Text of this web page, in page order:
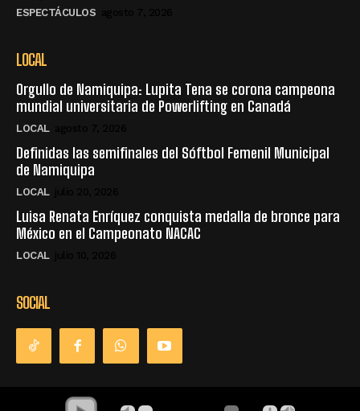
ESPECTÁCULOS
LOCAL
Orgullo de Namiquipa: Lupita Tena se corona campeona
mundial universitaria de Powerlifting en Canadá
LOCAL
Definidas las semifinales del Sóftbol Femenil Municipal
de Namiquipa
LOCAL
Luisa Renata Enríquez conquista medalla de bronce para
México en el Campeonato NACAC
LOCAL
SOCIAL